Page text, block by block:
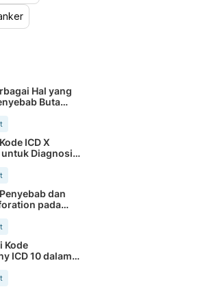
Hal yang
Buta
ICD X
Diagnosis
dan
pada
Kode
ICD 10 dalam
Pasien